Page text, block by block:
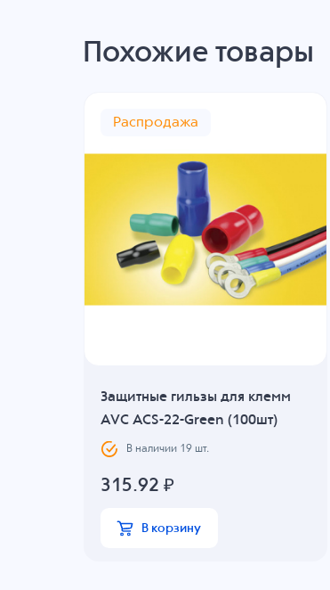
Похожие товары
Распродажа
Защитные гильзы для клемм
AVC ACS-22-Green (100шт)
В наличии 19шт.
315.92 ₽
В корзину